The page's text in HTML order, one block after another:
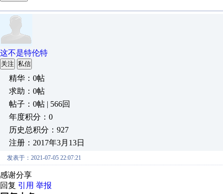
这不是特伦特
关注 私信
精华：0帖
求助：0帖
帖子：0帖 | 566回
年度积分：0
历史总积分：927
注册：2017年3月13日
发表于：2021-07-05 22:07:21
感谢分享
回复 引用 举报